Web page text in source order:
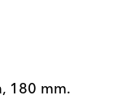
180 mm.